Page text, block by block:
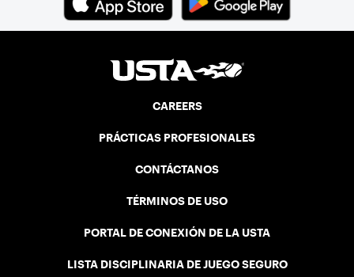
CAREERS
PRÁCTICAS PROFESIONALES
CONTÁCTANOS
TÉRMINOS DE USO
PORTAL DE CONEXIÓN DE LA USTA
LISTA DISCIPLINARIA DE JUEGO SEGURO